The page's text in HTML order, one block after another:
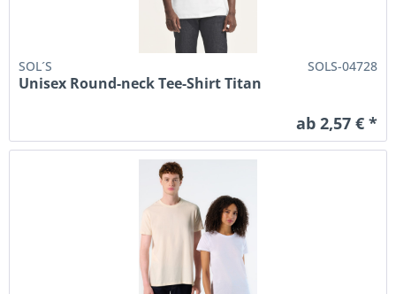
SOL´S SOLS-04728
Unisex Round-neck Tee-Shirt Titan
ab 2,57 € *